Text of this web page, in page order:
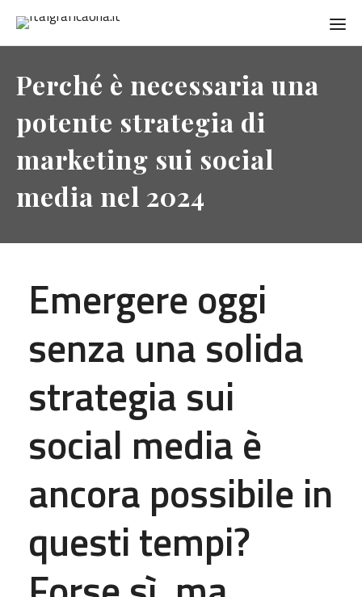
Perché è necessaria una
potente strategia di
marketing sui social
media nel 2024
Emergere oggi
senza una solida
strategia sui
social media è
ancora possibile in
questi tempi?